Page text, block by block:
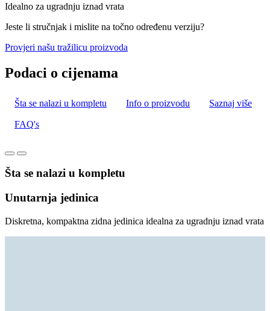
Idealno za ugradnju iznad vrata
Jeste li stručnjak i mislite na točno određenu verziju?
Provjeri našu tražilicu proizvoda
Podaci o cijenama
Šta se nalazi u kompletu Info o proizvodu Saznaj više
FAQ's
Šta se nalazi u kompletu
Unutarnja jedinica
Diskretna, kompaktna zidna jedinica idealna za ugradnju iznad vrata